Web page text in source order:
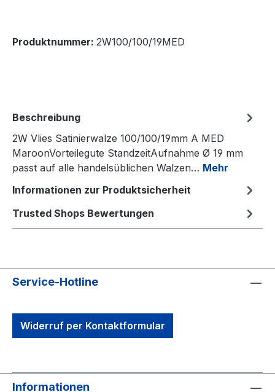
Produktnummer: 2W100/100/19MED
Beschreibung
2W Vlies Satinierwalze 100/100/19mm A MED
MaroonVorteilegute StandzeitAufnahme Ø 19 mm
passt auf alle handelsüblichen Walzen… Mehr
Informationen zur Produktsicherheit
Trusted Shops Bewertungen
Service-Hotline
Widerruf per Kontaktformular
Informationen